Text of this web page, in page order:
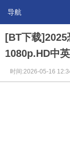
导航
[BT下载]2025
1080p.HD中
时间:2026-05-16